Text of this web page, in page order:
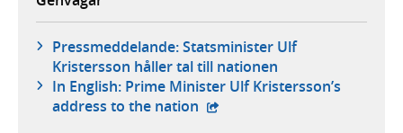
Pressmeddelande: Statsminister Ulf
Kristersson håller tal till nationen
In English: Prime Minister Ulf Kristersson’s
address to the nation - extern webbplats,